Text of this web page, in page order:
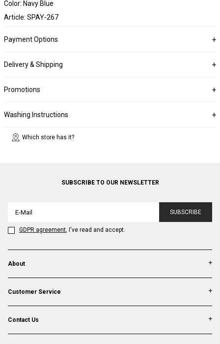
Color: Navy Blue
Article: SPAY-267
Payment Options
Delivery & Shipping
Promotions
Washing Instructions
Which store has it?
SUBSCRIBE TO OUR NEWSLETTER
SUBSCRIBE
GDPR agreement, I've read and accept.
About
Customer Service
Contact Us